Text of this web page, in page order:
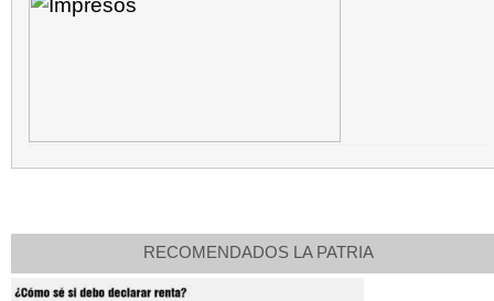
RECOMENDADOS LA PATRIA